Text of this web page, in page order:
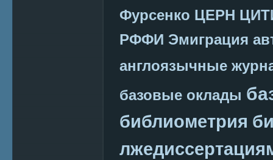
Фурсенко ЦЕРН
РФФИ Эмиграция
англоязычные
базовые оклады
библиометрия